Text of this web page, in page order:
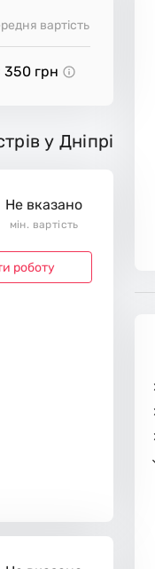
вартість
350 грн
у Дніпрі
Не вказано
мін. вартість
роботу